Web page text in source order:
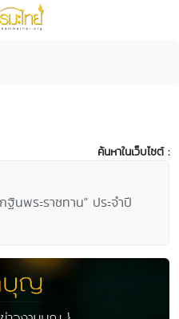
ค้นหาในเว็บไซต์ :
นพระราชทาน" ประจำปี